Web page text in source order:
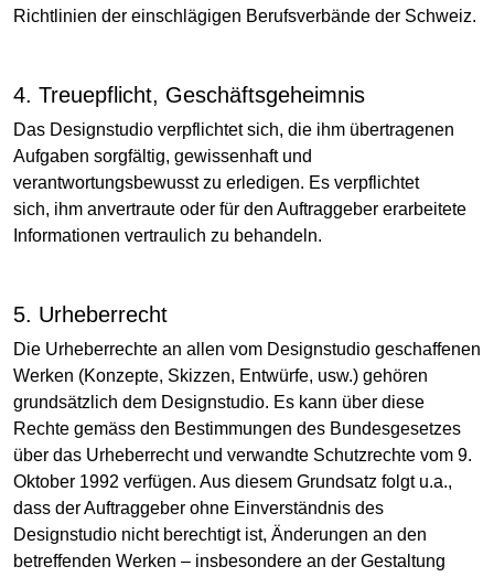
Richtlinien der einschlägigen Berufsverbände der Schweiz.
4. Treuepflicht, Geschäftsgeheimnis
Das Designstudio verpflichtet sich, die ihm übertragenen
Aufgaben sorgfältig, gewissenhaft und
verantwortungsbewusst zu erledigen. Es verpflichtet
sich, ihm anvertraute oder für den Auftraggeber erarbeitete
Informationen vertraulich zu behandeln.
5. Urheberrecht
Die Urheberrechte an allen vom Designstudio geschaffenen
Werken (Konzepte, Skizzen, Entwürfe, usw.) gehören
grundsätzlich dem Designstudio. Es kann über diese
Rechte gemäss den Bestimmungen des Bundesgesetzes
über das Urheberrecht und verwandte Schutzrechte vom 9.
Oktober 1992 verfügen. Aus diesem Grundsatz folgt u.a.,
dass der Auftraggeber ohne Einverständnis des
Designstudio nicht berechtigt ist, Änderungen an den
betreffenden Werken – insbesondere an der Gestaltung